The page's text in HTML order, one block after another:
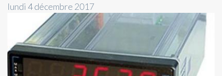
lundi 4 décembre 2017